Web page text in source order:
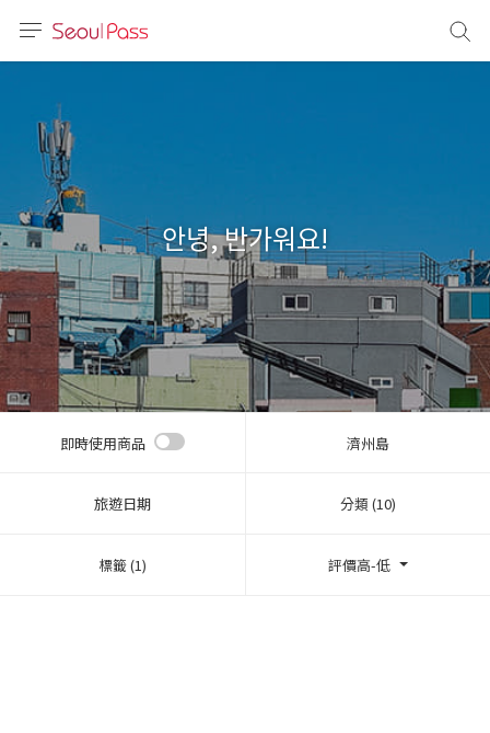
体)
文 (台灣)
안녕, 반가워요!
即時使用商品 濟州島
旅遊日期 分類 (10)
標籤 (1) 評價高-低